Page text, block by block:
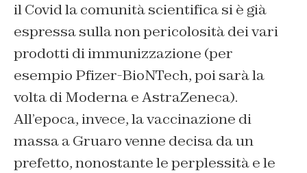
il Covid la comunità scientifica si è già
espressa sulla non pericolosità dei vari
prodotti di immunizzazione (per
esempio Pfizer-BioNTech, poi sarà la
volta di Moderna e AstraZeneca).
All’epoca, invece, la vaccinazione di
massa a Gruaro venne decisa da un
prefetto, nonostante le perplessità e le